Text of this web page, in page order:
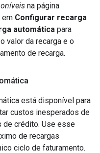
na página
em Configurar recarga
automática para
valor da recarga e o
de recarga.
está disponível para
custos inesperados de
de crédito. Use esse
de recargas
ciclo de faturamento.